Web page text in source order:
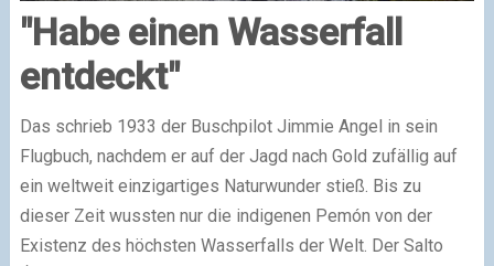
"Habe einen Wasserfall
entdeckt"
Das schrieb 1933 der Buschpilot Jimmie Angel in sein
Flugbuch, nachdem er auf der Jagd nach Gold zufällig auf
ein weltweit einzigartiges Naturwunder stieß. Bis zu
dieser Zeit wussten nur die indigenen Pemón von der
Existenz des höchsten Wasserfalls der Welt. Der Salto